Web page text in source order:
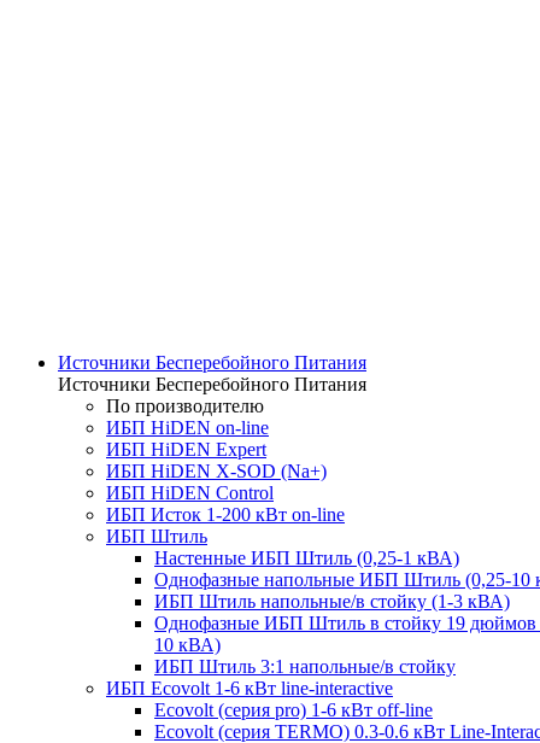
Источники Бесперебойного Питания
Источники Бесперебойного Питания
По производителю
ИБП HiDEN on-line
ИБП HiDEN Expert
ИБП HiDEN X-SOD (Na+)
ИБП HiDEN Control
ИБП Исток 1-200 кВт on-line
ИБП Штиль
Настенные ИБП Штиль (0,25-1 кВА)
Однофазные напольные ИБП Штиль (0,25-10
ИБП Штиль напольные/в стойку (1-3 кВА)
Однофазные ИБП Штиль в стойку 19 дюймов
10 кВА)
ИБП Штиль 3:1 напольные/в стойку
ИБП Ecovolt 1-6 кВт line-interactive
Ecovolt (серия pro) 1-6 кВт off-line
Ecovolt (серия TERMO) 0.3-0.6 кВт Line-